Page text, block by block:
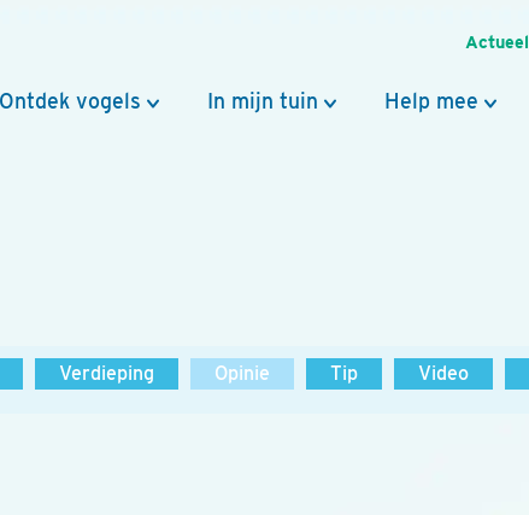
Actueel
Ontdek vogels In mijn tuin Help mee
Verdieping Opinie Tip Video